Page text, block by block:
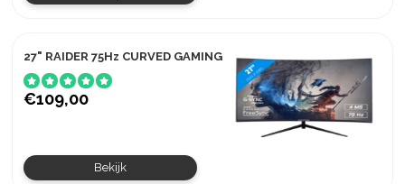
27" RAIDER 75Hz CURVED GAMING
€109,00
Bekijk